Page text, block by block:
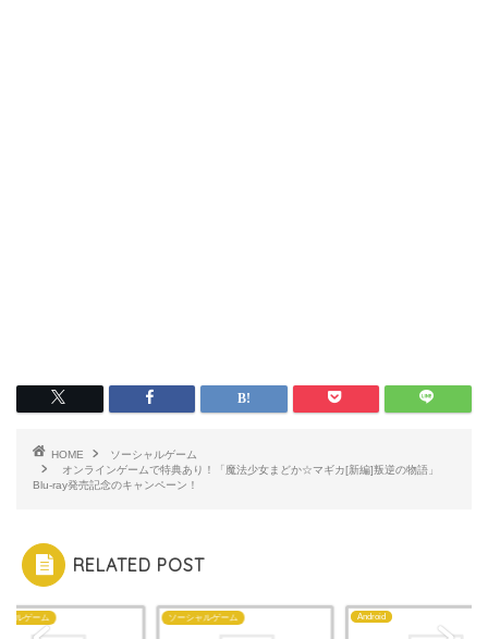
HOME
ソーシャルゲーム
オンラインゲームで特典あり！「魔法少女まどか☆マギカ[新編]叛逆の物語」
Blu-ray発売記念のキャンペーン！
RELATED POST
ャルゲーム ソーシャルゲーム Android